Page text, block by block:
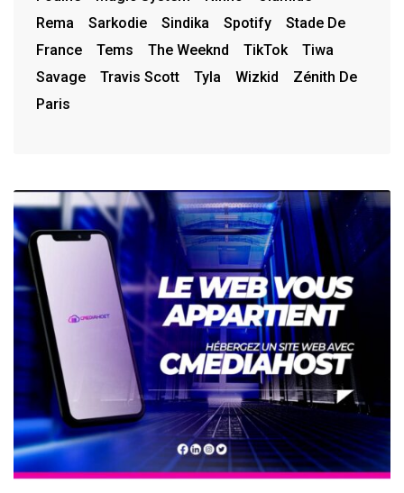
Rema
Sarkodie Sindika Spotify
Stade De
France
Tems The Weeknd TikTok
Tiwa
Savage
Travis Scott Tyla Wizkid
Zénith De
Paris